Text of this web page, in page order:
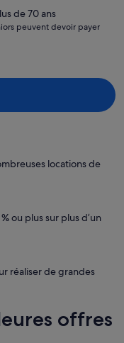
de 70 ans
peuvent devoir payer
locations de
ou plus sur plus d’un
réaliser de grandes
offres